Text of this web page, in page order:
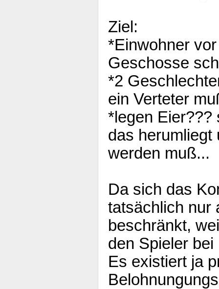
Ziel:
*Einwohner
Geschosse
*2
ein Verteter
*legen Eier???
das herumliegt
werden muß...
Da sich das
tatsächlich nur
beschränkt,
den Spieler
Es existiert ja